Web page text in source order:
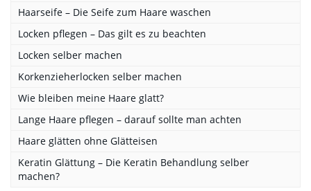
Haarseife – Die Seife zum Haare waschen
Locken pflegen – Das gilt es zu beachten
Locken selber machen
Korkenzieherlocken selber machen
Wie bleiben meine Haare glatt?
Lange Haare pflegen – darauf sollte man achten
Haare glätten ohne Glätteisen
Keratin Glättung – Die Keratin Behandlung selber
machen?